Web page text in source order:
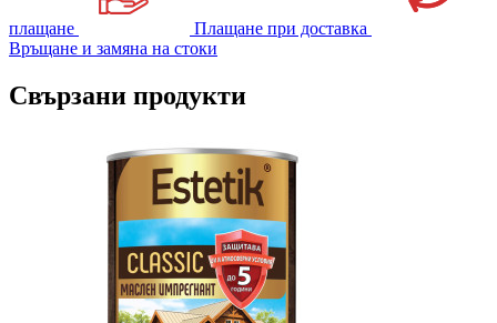
плащане
Плащане при доставка
Връщане и замяна на стоки
Свързани продукти